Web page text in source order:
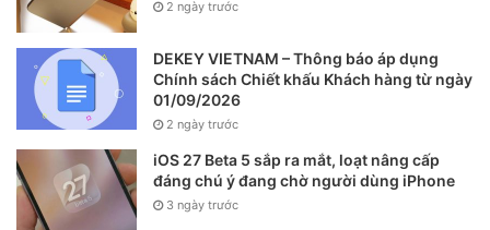
2 ngày trước
DEKEY VIETNAM – Thông báo áp dụng
Chính sách Chiết khấu Khách hàng từ ngày
01/09/2026
2 ngày trước
iOS 27 Beta 5 sắp ra mắt, loạt nâng cấp
đáng chú ý đang chờ người dùng iPhone
3 ngày trước